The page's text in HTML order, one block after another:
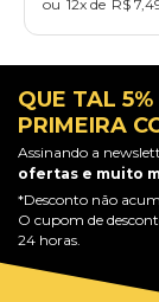
12 R$ 7
QUE TAL
PRIMEIRA
Assinando a
ofertas e muito
*Desconto não
O cupom de
24 horas.